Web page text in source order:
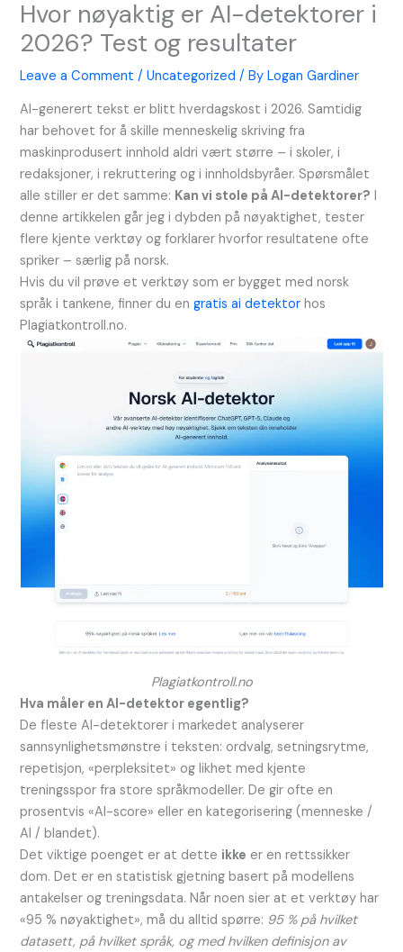
Hvor nøyaktig er AI-detektorer i
2026? Test og resultater
Leave a Comment /Uncategorized / ByLogan Gardiner
AI-generert tekst er blitt hverdagskost i 2026. Samtidig
har behovet for å skille menneskelig skriving fra
maskinprodusert innhold aldri vært større – i skoler, i
redaksjoner, i rekruttering og i innholdsbyråer. Spørsmålet
alle stiller er det samme: Kan vi stole på AI-detektorer? I
denne artikkelen går jeg i dybden på nøyaktighet, tester
flere kjente verktøy og forklarer hvorfor resultatene ofte
spriker – særlig på norsk.
Hvis du vil prøve et verktøy som er bygget med norsk
språk i tankene, finner du engratis ai detektor hos
Plagiatkontroll.no.
Plagiatkontroll.no
Hva måler en AI-detektor egentlig?
De fleste AI-detektorer i markedet analyserer
sannsynlighetsmønstre i teksten: ordvalg, setningsrytme,
repetisjon, «perpleksitet» og likhet med kjente
treningsspor fra store språkmodeller. De gir ofte en
prosentvis «AI-score» eller en kategorisering (menneske /
AI / blandet).
Det viktige poenget er at dette ikke er en rettssikker
dom. Det er en statistisk gjetning basert på modellens
antakelser og treningsdata. Når noen sier at et verktøy har
«95 % nøyaktighet», må du alltid spørre: 95 % på hvilket
datasett, på hvilket språk, og med hvilken definisjon av